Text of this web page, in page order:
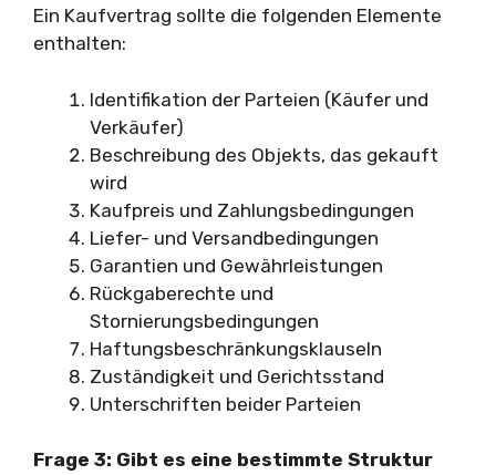
Ein Kaufvertrag sollte die folgenden Elemente
enthalten:
Identifikation der Parteien (Käufer und
Verkäufer)
Beschreibung des Objekts, das gekauft
wird
Kaufpreis und Zahlungsbedingungen
Liefer- und Versandbedingungen
Garantien und Gewährleistungen
Rückgaberechte und
Stornierungsbedingungen
Haftungsbeschränkungsklauseln
Zuständigkeit und Gerichtsstand
Unterschriften beider Parteien
Frage 3: Gibt es eine bestimmte Struktur